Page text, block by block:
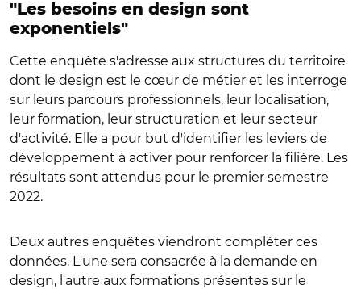
"Les besoins en design sont
exponentiels"
Cette enquête s'adresse aux structures du territoire
dont le design est le cœur de métier et les interroge
sur leurs parcours professionnels, leur localisation,
leur formation, leur structuration et leur secteur
d'activité. Elle a pour but d'identifier les leviers de
développement à activer pour renforcer la filière. Les
résultats sont attendus pour le premier semestre
2022.
Deux autres enquêtes viendront compléter ces
données. L'une sera consacrée à la demande en
design, l'autre aux formations présentes sur le